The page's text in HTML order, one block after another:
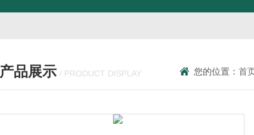
产品展示 / PRODUCT DISPLAY 您的位置：首